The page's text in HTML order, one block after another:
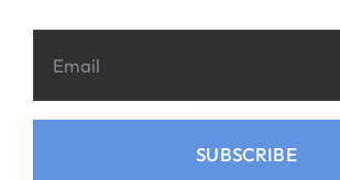
SUBSCRIBE